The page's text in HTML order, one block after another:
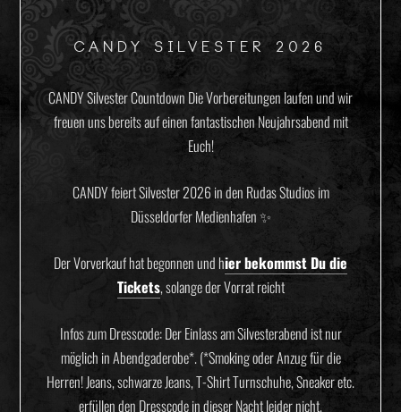
CANDY SILVESTER 2026
CANDY Silvester Countdown Die Vorbereitungen laufen und wir
freuen uns bereits auf einen fantastischen Neujahrsabend mit
Euch!
CANDY feiert Silvester 2026 in den Rudas Studios im
Düsseldorfer Medienhafen ✨
Der Vorverkauf hat begonnen und hier bekommst Du die
Tickets, solange der Vorrat reicht
Infos zum Dresscode: Der Einlass am Silvesterabend ist nur
möglich in Abendgaderobe*. (*Smoking oder Anzug für die
Herren! Jeans, schwarze Jeans, T-Shirt Turnschuhe, Sneaker etc.
erfüllen den Dresscode in dieser Nacht leider nicht.